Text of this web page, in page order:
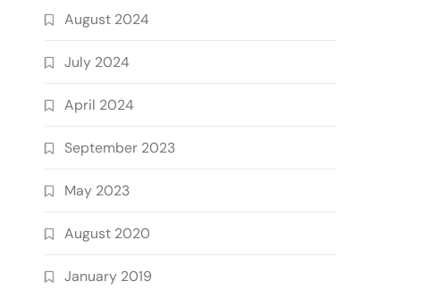
August 2024
July 2024
April 2024
September 2023
May 2023
August 2020
January 2019